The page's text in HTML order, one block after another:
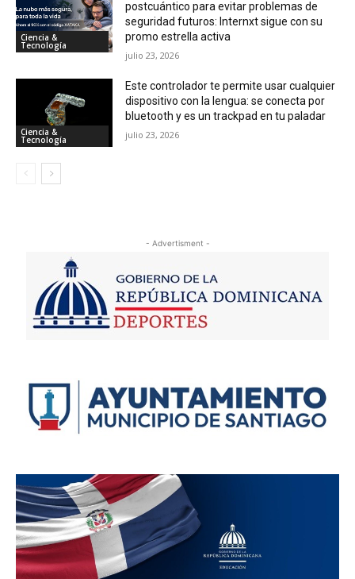
Ciencia &
Tecnología
postcuántico para evitar problemas de
seguridad futuros: Internxt sigue con su
promo estrella activa
julio 23, 2026
Ciencia &
Tecnología
Este controlador te permite usar cualquier
dispositivo con la lengua: se conecta por
bluetooth y es un trackpad en tu paladar
julio 23, 2026
- Advertisment -